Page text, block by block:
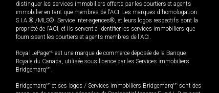
distinguer les services immobiliers offerts par les courtiers et agents
immobilier en tant que membres de l'ACI. Les marques d'homologation
S.I.A.® /MLS®, Service inter-agences®, et leurs logos respectifs sont la
propriété de l'ACI, et ils servent à identifier les services immobiliers que
fournissent les courtiers et agents membres de l'ACI.
Royal LePageMD est une marque de commerce déposée de la Banque
Royale du Canada, utilisée sous licence par les Services immobiliers
BridgemarqMD.
BridgemarqMD et ses logos / Services immobiliers BridgemarqMD sont des